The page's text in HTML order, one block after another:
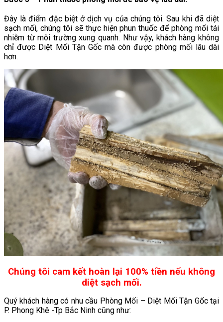
Đây là điểm đặc biệt ở dịch vụ của chúng tôi. Sau khi đã diệt
sạch mối, chúng tôi sẽ thực hiện phun thuốc để phòng mối tái
nhiễm từ môi trường xung quanh. Như vậy, khách hàng không
chỉ được Diệt Mối Tận Gốc mà còn được phòng mối lâu dài
hơn.
Chúng tôi cam kết hoàn lại 100% tiền nếu không
diệt sạch mối.
Quý khách hàng có nhu cầu Phòng Mối – Diệt Mối Tận Gốc tại
P. Phong Khê -Tp Bắc Ninh cũng như: